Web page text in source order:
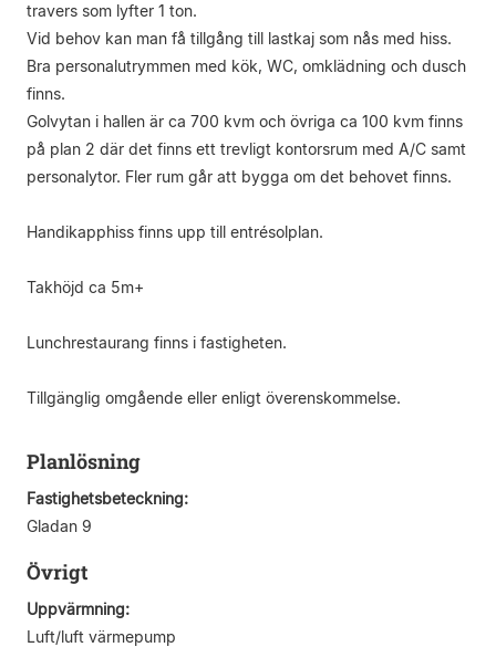
travers som lyfter 1 ton.
Vid behov kan man få tillgång till lastkaj som nås med hiss.
Bra personalutrymmen med kök, WC, omklädning och dusch
finns.
Golvytan i hallen är ca 700 kvm och övriga ca 100 kvm finns
på plan 2 där det finns ett trevligt kontorsrum med A/C samt
personalytor. Fler rum går att bygga om det behovet finns.
Handikapphiss finns upp till entrésolplan.
Takhöjd ca 5m+
Lunchrestaurang finns i fastigheten.
Tillgänglig omgående eller enligt överenskommelse.
Planlösning
Fastighetsbeteckning:
Gladan 9
Övrigt
Uppvärmning:
Luft/luft värmepump